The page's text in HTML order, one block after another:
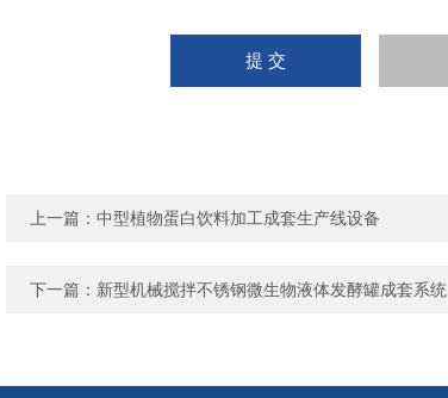
上一篇： 中型植物蛋白饮料加工成套生产线设备
下一篇： 新型机械搅拌不锈钢微生物液体发酵罐成套系统